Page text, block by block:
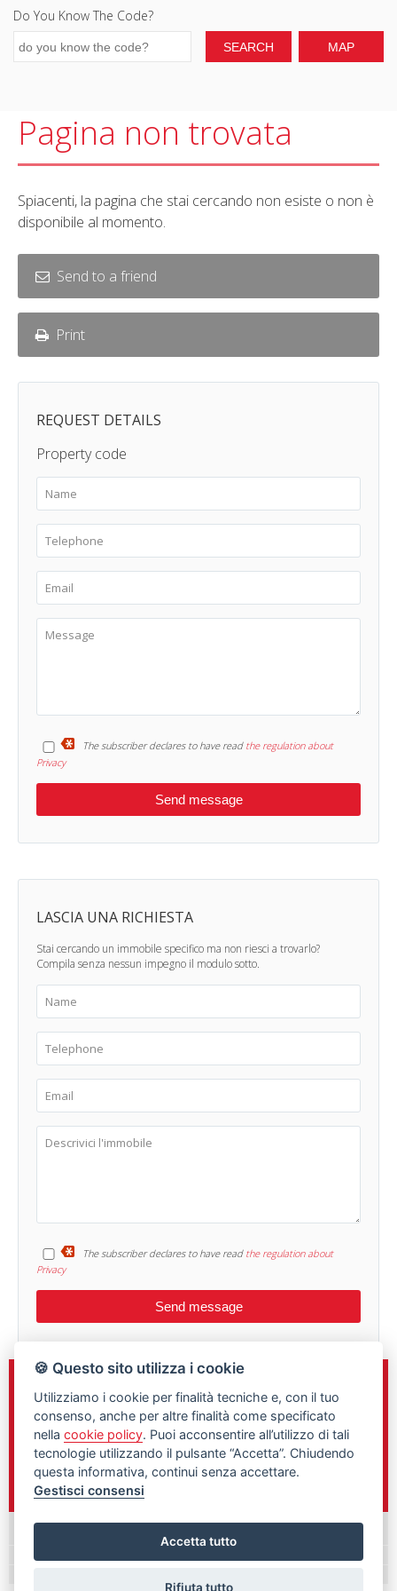
Do You Know The Code?
Pagina non trovata
Spiacenti, la pagina che stai cercando non esiste o non è
disponibile al momento.
Send to a friend
Print
REQUEST DETAILS
Property code
The subscriber declares to have read the regulation about
Privacy
LASCIA UNA RICHIESTA
Stai cercando un immobile specifico ma non riesci a trovarlo?
Compila senza nessun impegno il modulo sotto.
The subscriber declares to have read the regulation about
Privacy
Sede e Direzione
C.so Gelone n.148
Siracusa, 96100
0931/461760
348/9897292
Palazzolo Acreide
🍪 Questo sito utilizza i cookie
Utilizziamo i cookie per finalità tecniche e, con il tuo
consenso, anche per altre finalità come specificato
nellacookie policy. Puoi acconsentire all’utilizzo di tali
tecnologie utilizzando il pulsante “Accetta”. Chiudendo
questa informativa, continui senza accettare.
Gestisci consensi
Accetta tutto
Rifiuta tutto